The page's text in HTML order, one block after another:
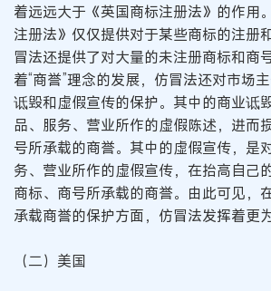
着远远大于《英国商标注册法》的作用
注册法》仅仅提供对于某些商标的注册
冒法还提供了对大量的未注册商标和商
着“商誉”理念的发展，仿冒法还对市场
诋毁和虚假宣传的保护。其中的商业诋
品、服务、营业所作的虚假陈述，进而
号所承载的商誉。其中的虚假宣传，是
务、营业所作的虚假宣传，在抬高自己
商标、商号所承载的商誉。由此可见，
承载商誉的保护方面，仿冒法发挥着更
（二）美国